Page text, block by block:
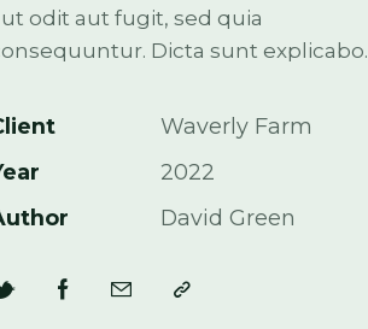
odit aut fugit, sed quia
Dicta sunt explicabo.
Waverly Farm
2022
David Green